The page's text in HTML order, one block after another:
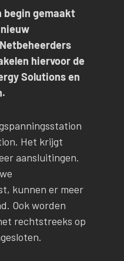
begin gemaakt
hiervoor de
Solutions en
Het krijgt
aansluitingen.
kunnen er meer
Ook worden
rechtstreeks op